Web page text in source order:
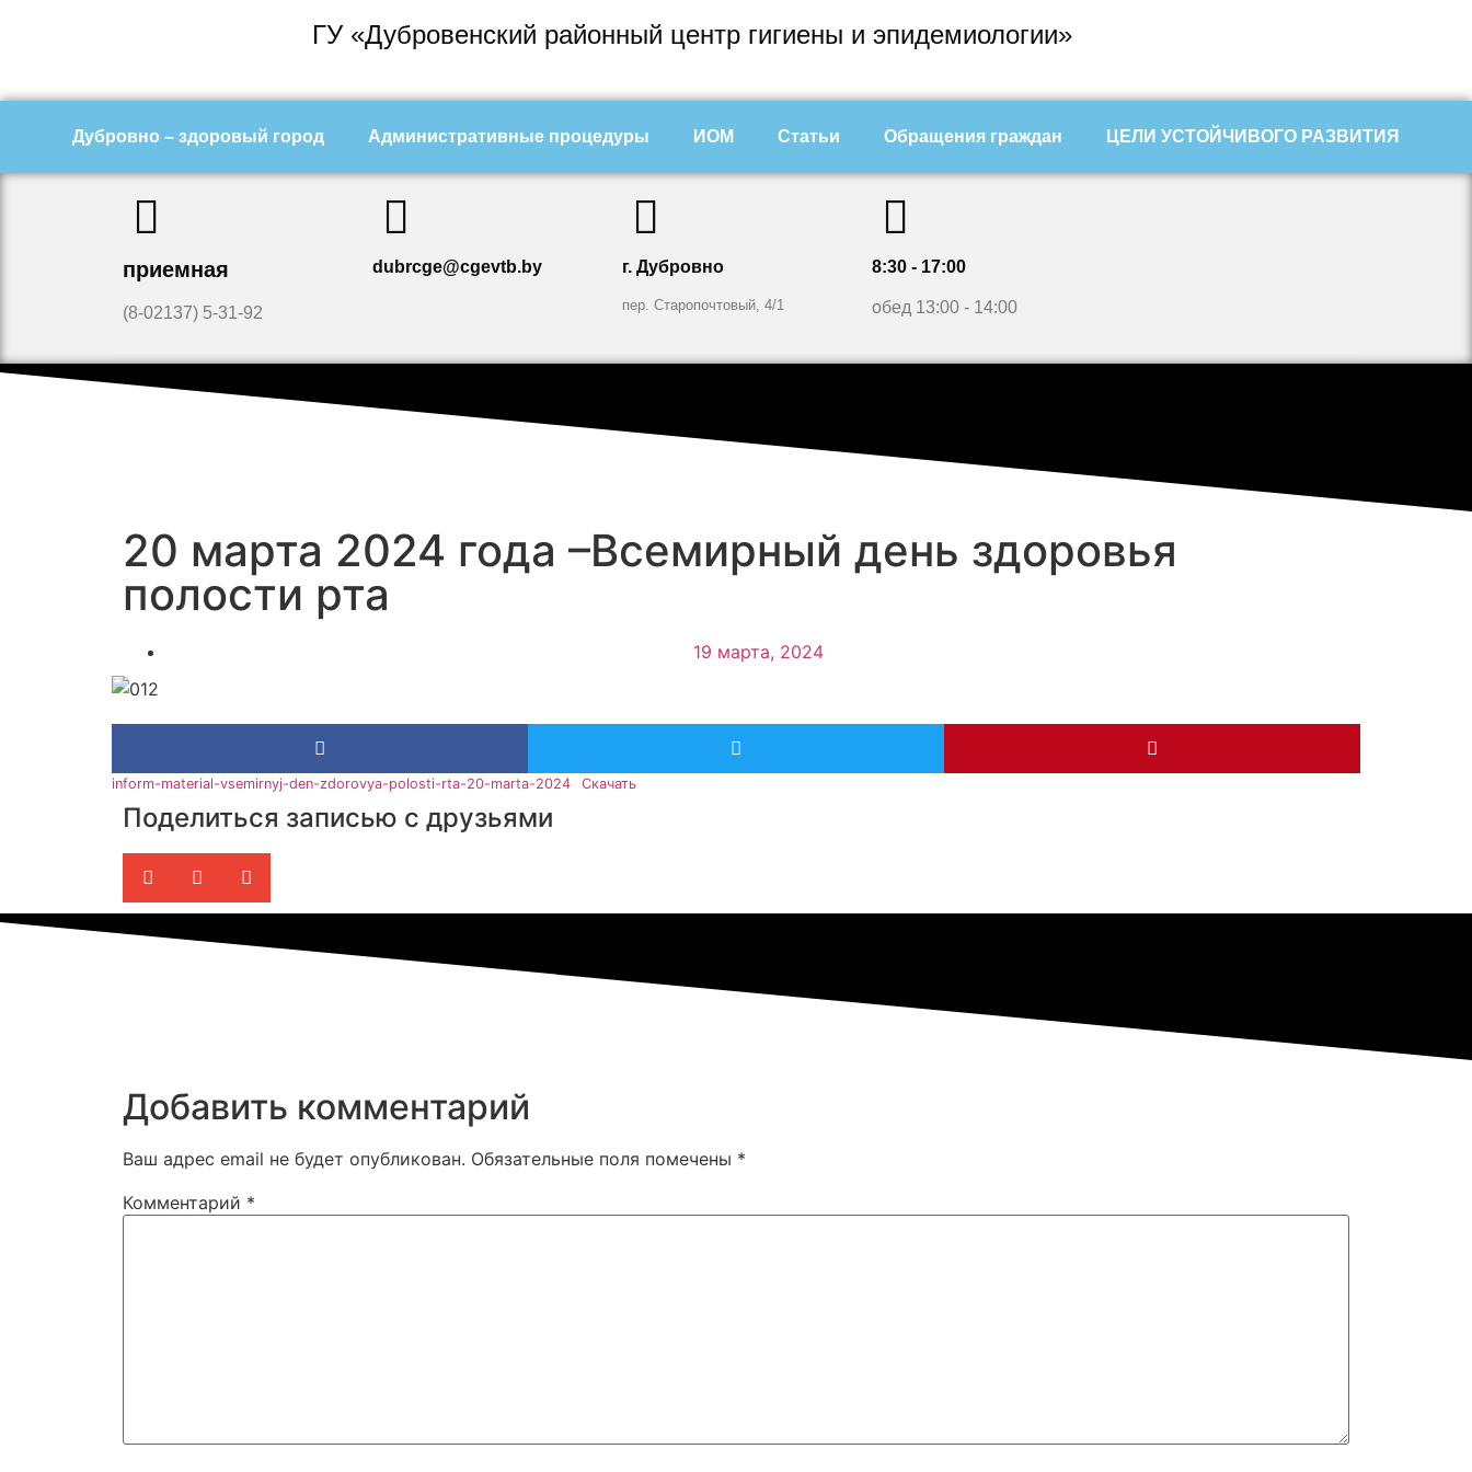
ГУ «Дубровенский районный центр гигиены и эпидемиологии»
Дубровно – здоровый город Административные процедуры ИОМ Статьи Обращения граждан ЦЕЛИ УСТОЙЧИВОГО РАЗВИТИЯ
приемная
(8-02137) 5-31-92
dubrcge@cgevtb.by г. Дубровно
пер. Старопочтовый, 4/1
8:30 - 17:00
обед 13:00 - 14:00
20 марта 2024 года –Всемирный день здоровья
полости рта
19 марта, 2024
inform-material-vsemirnyj-den-zdorovya-polosti-rta-20-marta-2024 Скачать
Поделиться записью с друзьями
Добавить комментарий
Ваш адрес email не будет опубликован. Обязательные поля помечены *
Комментарий *